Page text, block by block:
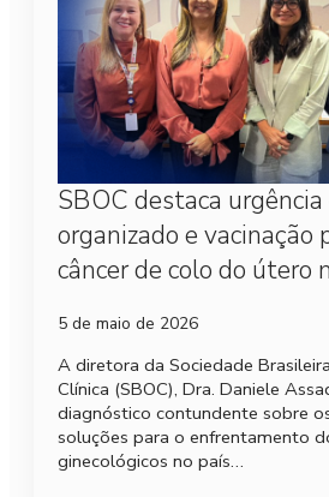
SBOC destaca
organizado e vacinação
câncer de colo do útero
5 de maio de 2026
A diretora da Sociedade
Clínica (SBOC), Dra. Daniele
diagnóstico contundente sobre
soluções para o enfrentamento
ginecológicos no país…